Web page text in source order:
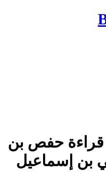
قراءة حفص بن
بن إسماعيل